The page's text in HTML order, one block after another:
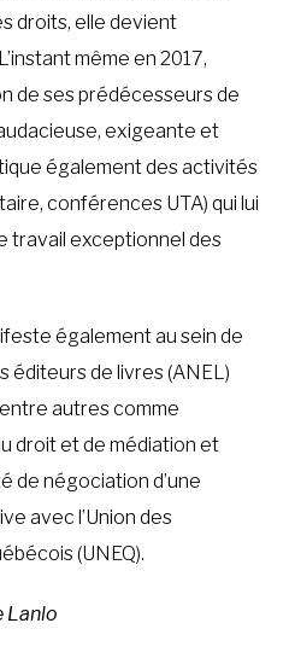
droits, elle devient
même en 2017,
de ses prédécesseurs de
exigeante et
également des activités
conférences UTA) qui lui
travail exceptionnel des
également au sein de
éditeurs de livres (ANEL)
autres comme
droit et de médiation et
de négociation d’une
avec l’Union des
(UNEQ).
Lanlo